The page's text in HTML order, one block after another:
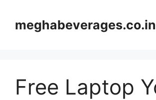
contentmeghabeverages.co.in
Free Laptop